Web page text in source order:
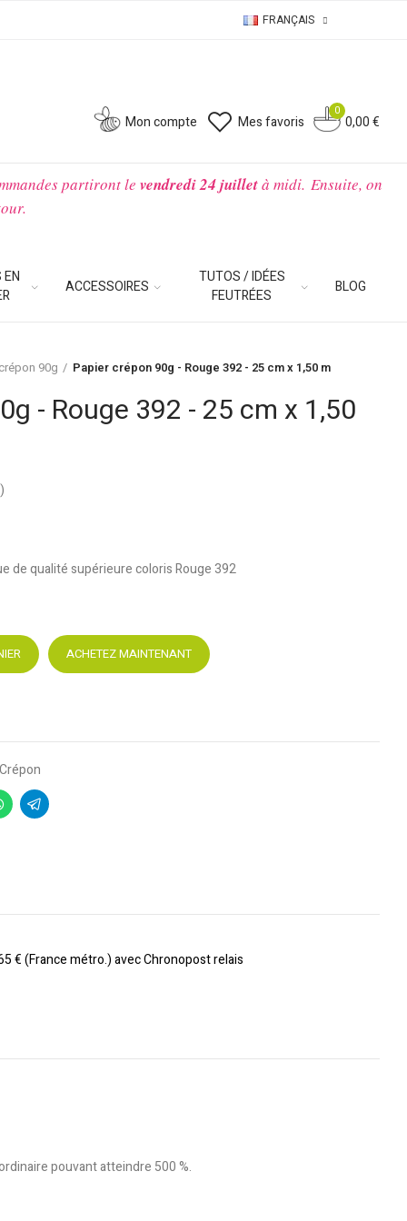
FRANÇAIS
Mon compte Mes favoris
0
0,00 €
partiront le vendredi 24 juilletà midi. Ensuite, on
EN
ACCESSOIRES
TUTOS / IDÉES
FEUTRÉES
BLOG
90g Papier crépon 90g - Rouge 392 - 25 cm x 1,50 m
- Rouge 392 - 25 cm x 1,50
)
de qualité supérieure coloris Rouge 392
ACHETEZ MAINTENANT
Crépon
€ (France métro.) avec Chronopost relais
pouvant atteindre 500 %.